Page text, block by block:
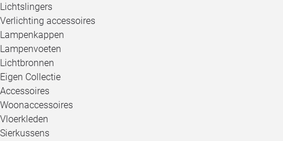
Lichtslingers
Verlichting accessoires
Lampenkappen
Lampenvoeten
Lichtbronnen
Eigen Collectie
Accessoires
Woonaccessoires
Vloerkleden
Sierkussens